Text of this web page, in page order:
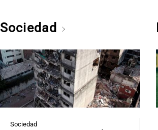
Sociedad
Sociedad